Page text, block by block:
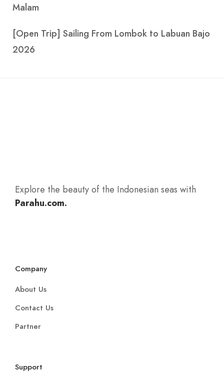
Malam
[Open Trip] Sailing From Lombok to Labuan Bajo
2026
Explore the beauty of the Indonesian seas with
Parahu.com.
Company
About Us
Contact Us
Partner
Support